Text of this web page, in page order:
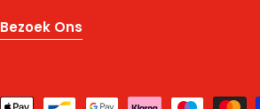
Bezoek Ons